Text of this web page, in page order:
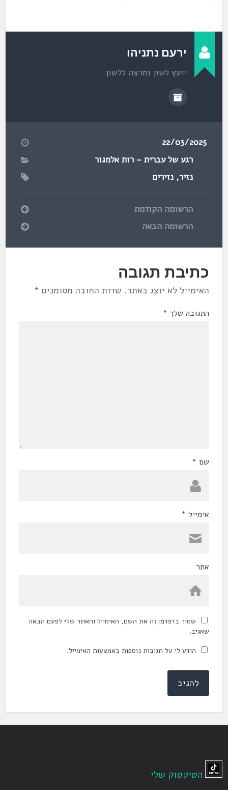
ירעם נתניהו
יועץ לשון ומרצה ללשון
22/03/2025
רגע של עברית – רות אלמגור
נזיר,נזירים
הרשומה הקודמת
הרשומה הבאה
כתיבת תגובה
האימייל לא יוצג באתר. שדות החובה מסומנים *
התגובה שלך *
שם *
אימייל *
אתר
שמור בדפדפן זה את השם, האימייל והאתר שלי לפעם הבאה
שאגיב.
הודע לי על תגובות נוספות באמצעות האימייל.
הטיקטוק שלי